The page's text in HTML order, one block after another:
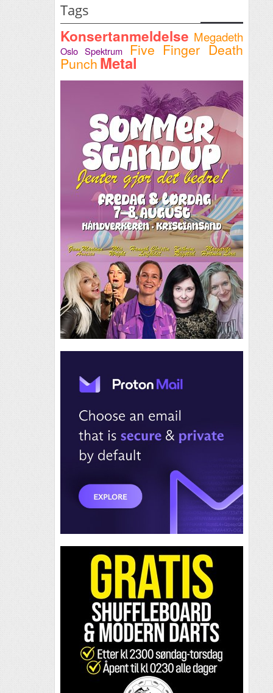
Tags
Konsertanmeldelse Megadeth
Oslo Spektrum Five Finger Death
Punch Metal